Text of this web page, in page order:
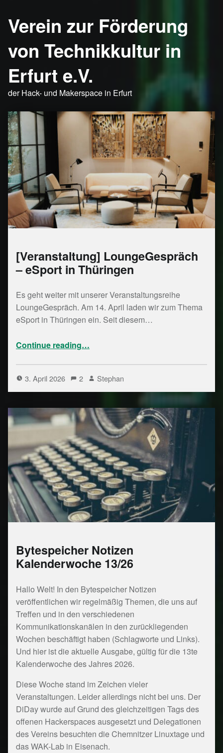
Verein zur Förderung
von Technikkultur in
Erfurt e.V.
der Hack- und Makerspace in Erfurt
[Veranstaltung] LoungeGespräch
– eSport in Thüringen
Es geht weiter mit unserer Veranstaltungsreihe
LoungeGespräch. Am 14. April laden wir zum Thema
eSport in Thüringen ein. Seit diesem…
Continue reading…
3. April 2026 2 Stephan
Bytespeicher Notizen
Kalenderwoche 13/26
Hallo Welt! In den Bytespeicher Notizen
veröffentlichen wir regelmäßig Themen, die uns auf
Treffen und in den verschiedenen
Kommunikationskanälen in den zurückliegenden
Wochen beschäftigt haben (Schlagworte und Links).
Und hier ist die aktuelle Ausgabe, gültig für die 13te
Kalenderwoche des Jahres 2026.
Diese Woche stand im Zeichen vieler
Veranstaltungen. Leider allerdings nicht bei uns. Der
DiDay wurde auf Grund des gleichzeitigen Tags des
offenen Hackerspaces ausgesetzt und Delegationen
des Vereins besuchten die Chemnitzer Linuxtage und
das WAK-Lab in Eisenach.